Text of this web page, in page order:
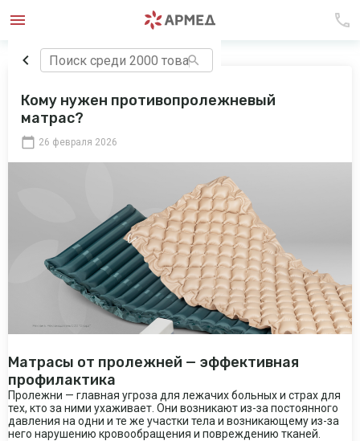
Кому нужен противопролежневый
матрас?
26 февраля 2026
Матрасы от пролежней — эффективная
профилактика
Пролежни — главная угроза для лежачих больных и страх для
тех, кто за ними ухаживает. Они возникают из-за постоянного
давления на одни и те же участки тела и возникающему из-за
него нарушению кровообращения и повреждению тканей.